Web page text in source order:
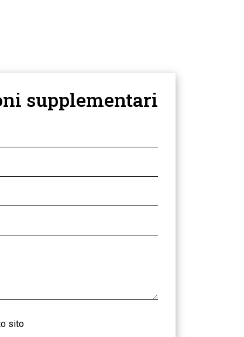
supplementari
sito